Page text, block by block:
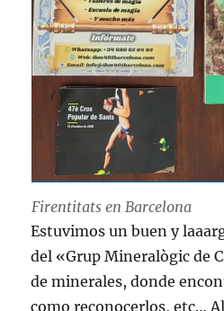
Firentitats en Barcelona
Estuvimos un buen y
del «Grup Mineralògic de
de minerales, donde
como reconocerlos, etc…